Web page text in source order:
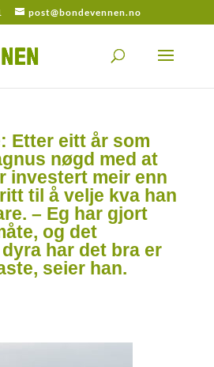
post@bondevennen.no
Etter eitt år som
nøgd med at
investert meir enn
til å velje kva han
– Eg har gjort
og det
har det bra er
seier han.